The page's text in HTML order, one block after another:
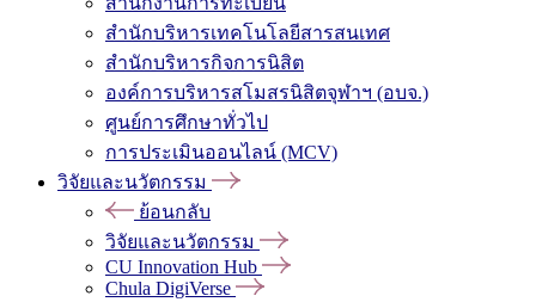
สำนักบริหารเทคโนโลยีสารสนเทศ
สำนักบริหารกิจการนิสิต
องค์การบริหารสโมสรนิสิตจุฬาฯ (อบจ.)
ศูนย์การศึกษาทั่วไป
การประเมินออนไลน์ (MCV)
วิจัยและนวัตกรรม
ย้อนกลับ
วิจัยและนวัตกรรม
CU Innovation Hub
Chula DigiVerse